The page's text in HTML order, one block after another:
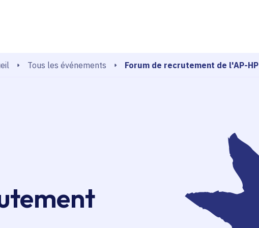
Tous les événements Forum de recrutement de l'AP-HP